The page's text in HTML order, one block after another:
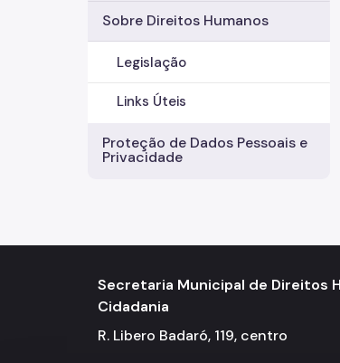
Sobre Direitos Humanos
Legislação
Links Úteis
Proteção de Dados Pessoais e
Privacidade
Secretaria Municipal de Direitos
Cidadania
R. Libero Badaró, 119, centro